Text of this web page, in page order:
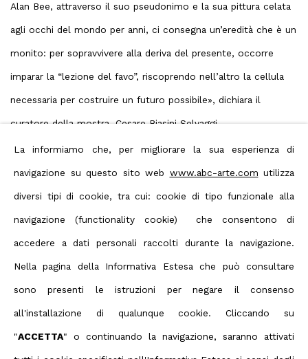
Alan Bee, attraverso il suo pseudonimo e la sua pittura celata
agli occhi del mondo per anni, ci consegna un’eredità che è un
monito: per sopravvivere alla deriva del presente, occorre
imparar la “lezione del favo”, riscoprendo nell’altro la cellula
necessaria per costruire un futuro possibile», dichiara il
curatore della mostra, Cesare Biasini Selvaggi.
Correspondances sarà visibile dal 9 aprile al 30 maggio 2026 in
ABC-ARTE ONE OF, via Santa Croce 21, Milano. Il vernissage si
terràgiovedì 9 aprile dalle 18:30.
Privacy Policy
Manage cookies
Terms & Conditions
La informiamo che, per migliorare la sua esperienza di
navigazione su questo sito web www.abc-arte.com utilizza
diversi tipi di cookie, tra cui: cookie di tipo funzionale alla
navigazione (functionality cookie) che consentono di
accedere a dati personali raccolti durante la navigazione.
Nella pagina della Informativa Estesa che può consultare
sono presenti le istruzioni per negare il consenso
all'installazione di qualunque cookie. Cliccando su
"ACCETTA" o continuando la navigazione, saranno attivati